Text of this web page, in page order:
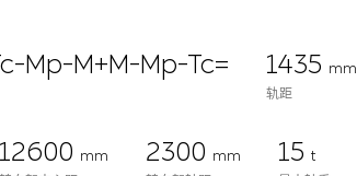
Mp-M+M-Mp-Tc= 1435 mm
轨距
12600 mm
2300 mm
15t